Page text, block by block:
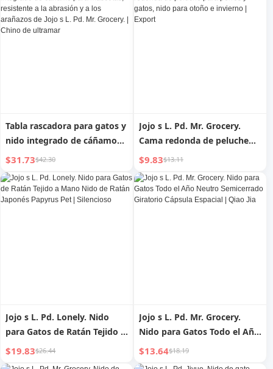
Tabla rascadora para gatos y
nido integrado de cáñamo
para mascotas, resistente a
la abrasión y a los arañazos
de Jojo s L. Pd. Mr. Grocery. |
Chino de ultramar
$31.73$42.30
Jojo s L. Pd. Mr. Grocery.
Cama redonda de peluche
para perros y gatos, nido
para otoño e invierno |
Export
$9.83$13.11
Jojo s L. Pd. Lonely. Nido
para Gatos de Ratán Tejido a
Mano Nido de Ratán Japonés
Papyrus Pet | Silencioso
$19.83$26.44
Jojo s L. Pd. Mr. Grocery.
Nido para Gatos Todo el Año
Neutro Semicerrado
Giratorio Cápsula Espacial |
$13.64$18.19